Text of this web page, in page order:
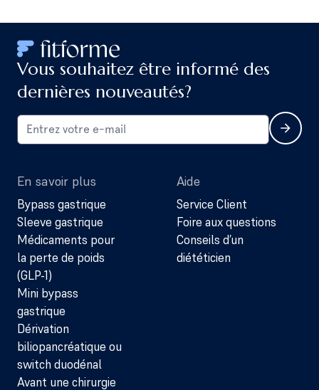
Vous souhaitez être informé des
dernières nouveautés?
En savoir plus
Bypass gastrique
Sleeve gastrique
Médicaments pour
la perte de poids
(GLP-1)
Mini bypass
gastrique
Dérivation
biliopancréatique ou
switch duodénal
Avant une chirurgie
Aide
Service Client
Foire aux questions
Conseils d’un
diététicien